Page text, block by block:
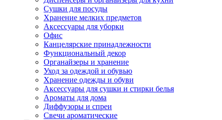
Сушки для посуды
Хранение мелких предметов
Аксессуары для уборки
Офис
Канцелярские принадлежности
Функциональный декор
Органайзеры и хранение
Уход за одеждой и обувью
Хранение одежды и обуви
Аксессуары для сушки и стирки белья
Ароматы для дома
Диффузоры и спреи
Свечи ароматические